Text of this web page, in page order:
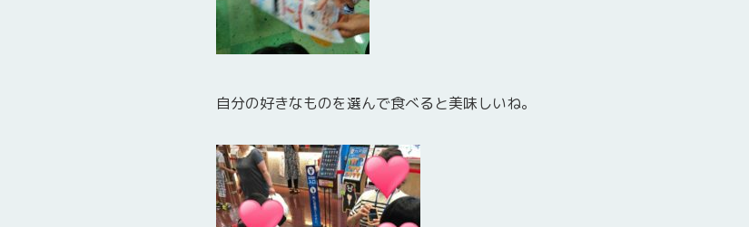
自分の好きなものを選んで食べると美味しいね。